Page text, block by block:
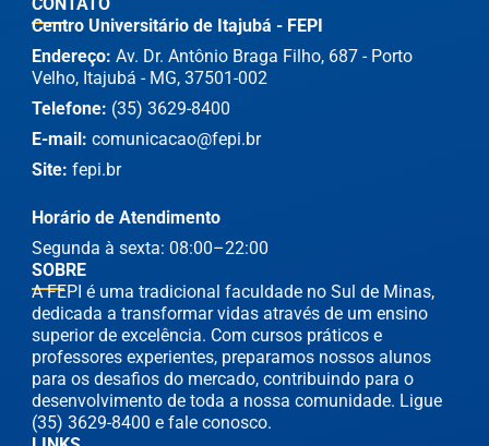
SOBRE
A FEPI é uma tradicional faculdade no Sul de Minas,
dedicada a transformar vidas através de um ensino
superior de excelência. Com cursos práticos e
professores experientes, preparamos nossos alunos
para os desafios do mercado, contribuindo para o
desenvolvimento de toda a nossa comunidade. Ligue
(35) 3629-8400 e fale conosco.
Centro Universitário de Itajubá - FEPI
Endereço: Av. Dr. Antônio Braga Filho, 687 - Porto
Velho, Itajubá - MG, 37501-002
Telefone: (35) 3629-8400
E-mail: comunicacao@fepi.br
Site: fepi.br
Horário de Atendimento
Segunda à sexta: 08:00–22:00